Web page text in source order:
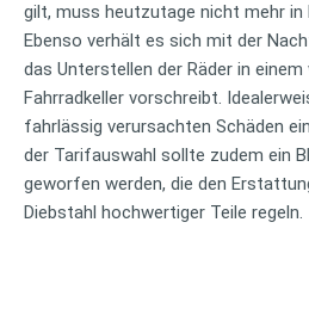
gilt, muss heutzutage nicht mehr in
Ebenso verhält es sich mit der
das Unterstellen der Räder in
Fahrradkeller vorschreibt.
fahrlässig verursachten Schäden
der Tarifauswahl sollte zudem ein
geworfen werden, die den
Diebstahl hochwertiger Teile regeln.